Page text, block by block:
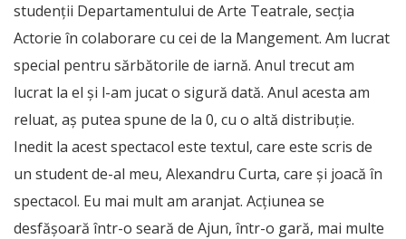
studenţii Departamentului de Arte Teatrale, secţia
Actorie în colaborare cu cei de la Mangement. Am lucrat
special pentru sărbătorile de iarnă. Anul trecut am
lucrat la el şi l-am jucat o sigură dată. Anul acesta am
reluat, aş putea spune de la 0, cu o altă distribuţie.
Inedit la acest spectacol este textul, care este scris de
un student de-al meu, Alexandru Curta, care şi joacă în
spectacol. Eu mai mult am aranjat. Acţiunea se
desfăşoară într-o seară de Ajun, într-o gară, mai multe